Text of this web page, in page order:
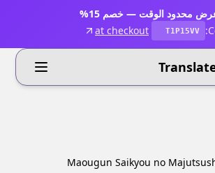
محدود الوقت — خصم 15%
T1P15VV
at checkout
Maougun Saikyou no